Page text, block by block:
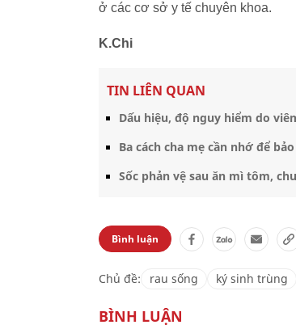
ở các cơ sở y tế chuyên khoa.
K.Chi
TIN LIÊN QUAN
Dấu hiệu, độ nguy hiểm do
Ba cách cha mẹ cần nhớ để
Sốc phản vệ sau ăn mì tôm,
Bình luận
Chủ đề: rau sống ký sinh trùng